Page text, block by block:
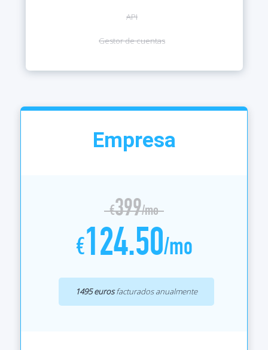
API
Gestor de cuentas
Empresa
€399/mo
€124.50/mo
1495 eurosfacturados anualmente